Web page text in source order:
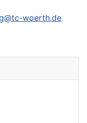
woerth.de